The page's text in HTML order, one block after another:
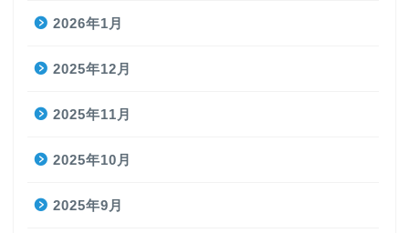
2026年1月
2025年12月
2025年11月
2025年10月
2025年9月